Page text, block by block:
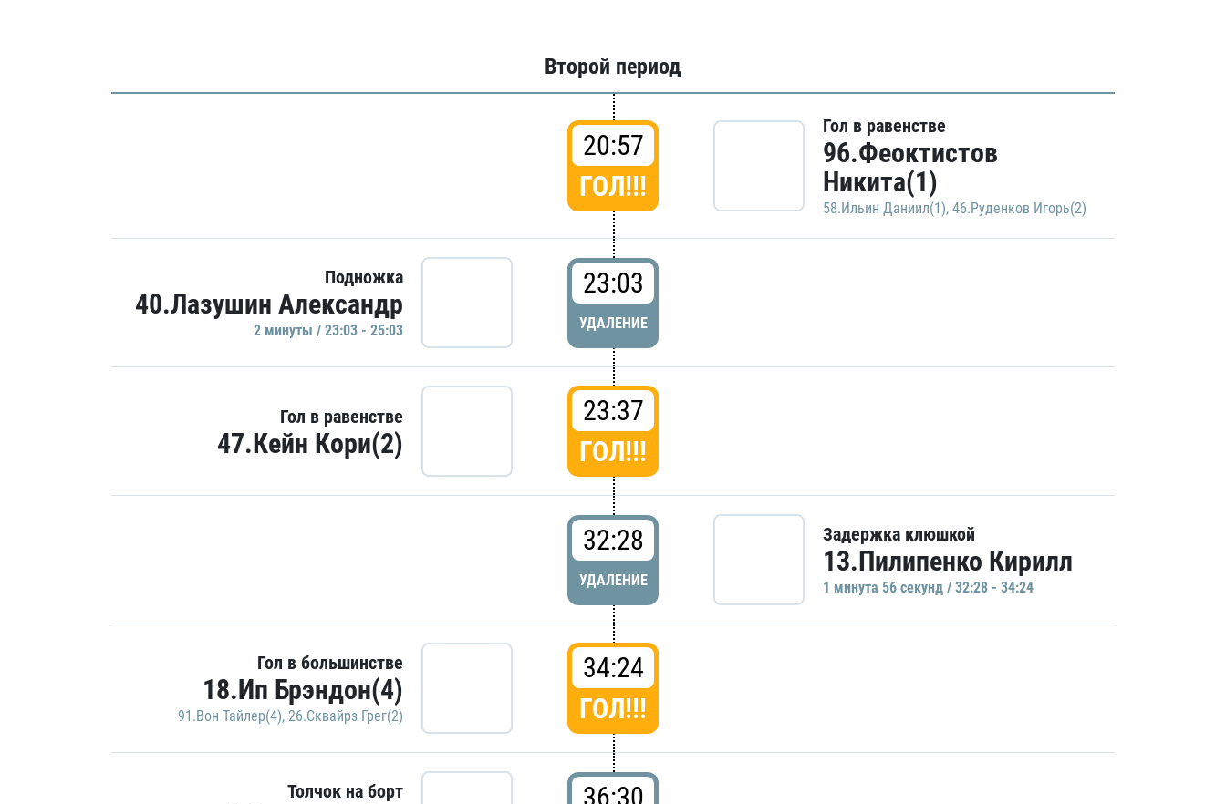
Второй период
20:57
ГОЛ!!!
Гол в равенстве
96.Феоктистов
Никита(1)
58.Ильин Даниил(1), 46.Руденков Игорь(2)
Подножка
40.Лазушин Александр
2 минуты / 23:03 - 25:03
23:03
УДАЛЕНИЕ
Гол в равенстве
47.Кейн Кори(2)
23:37
ГОЛ!!!
32:28
УДАЛЕНИЕ
Задержка клюшкой
13.Пилипенко Кирилл
1 минутa 56 секунд / 32:28 - 34:24
Гол в большинстве
18.Ип Брэндон(4)
91.Вон Тайлер(4), 26.Сквайрз Грег(2)
34:24
ГОЛ!!!
Толчок на борт 36:30